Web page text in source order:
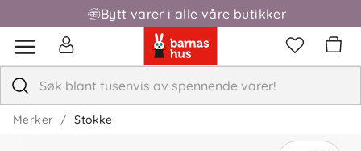
Bytt varer i alle våre butikker
Fri frakt over 1000,-
Merker Stokke